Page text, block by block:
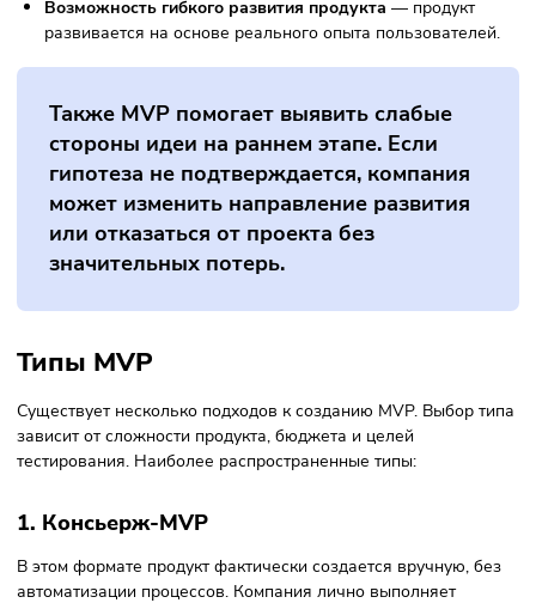
Снижение финансовых рисков— компания
протестировать в короткие сроки;
Получение обратной связи от пользователей
реальные данные о том, как продукт используется;
Понимание приоритетных функций
возможности действительно нужны клиентам;
Также MVP помогает выявить слабые
стороны идеи на раннем этапе. Если
может изменить направление развития
значительных потерь.